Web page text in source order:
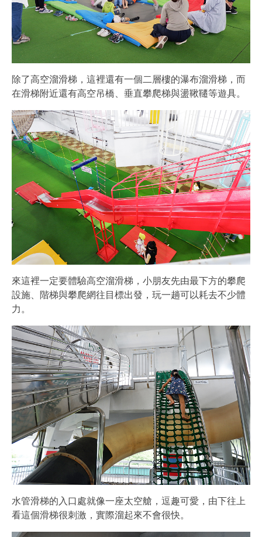
除了高空溜滑梯，這裡還有一個二層樓的瀑布溜滑梯，而
在滑梯附近還有高空吊橋、垂直攀爬梯與盪鞦韆等遊具。
來這裡一定要體驗高空溜滑梯，小朋友先由最下方的攀爬
設施、階梯與攀爬網往目標出發，玩一趟可以耗去不少體
力。
水管滑梯的入口處就像一座太空艙，逗趣可愛，由下往上
看這個滑梯很刺激，實際溜起來不會很快。